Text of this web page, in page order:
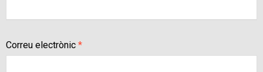
Correu electrònic *